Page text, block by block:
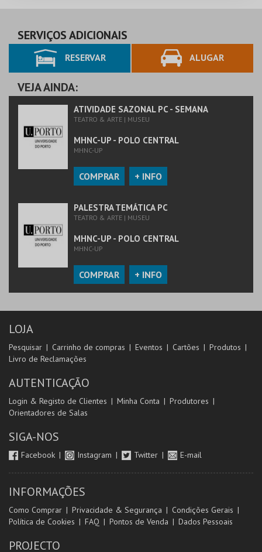
SERVIÇOS ADICIONAIS
RESERVAR ALUGAR
VEJA AINDA:
ATIVIDADE SAZONAL PC - SEMANA
TEATRO & ARTE | MUSEU
MHNC-UP - POLO CENTRAL
MHNC-UP
COMPRAR + INFO
PALESTRA TEMÁTICA PC
TEATRO & ARTE | MUSEU
MHNC-UP - POLO CENTRAL
MHNC-UP
COMPRAR + INFO
LOJA
Pesquisar Carrinho de compras Eventos Cartões
Produtos
Livro de Reclamações
AUTENTICAÇÃO
Login & Registo de Clientes Minha Conta
Produtores
Orientadores de Salas
SIGA-NOS
Facebook Instagram Twitter E-mail
INFORMAÇÕES
Como Comprar Privacidade & Segurança
Condições Gerais
Política de Cookies
FAQ Pontos de Venda Dados Pessoais
PROJECTO